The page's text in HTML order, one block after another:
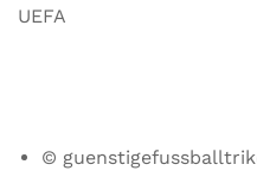
UEFA
©